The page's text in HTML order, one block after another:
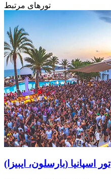
تورهای مرتبط
تور اسپانیا (بارسلون، ایبیزا)